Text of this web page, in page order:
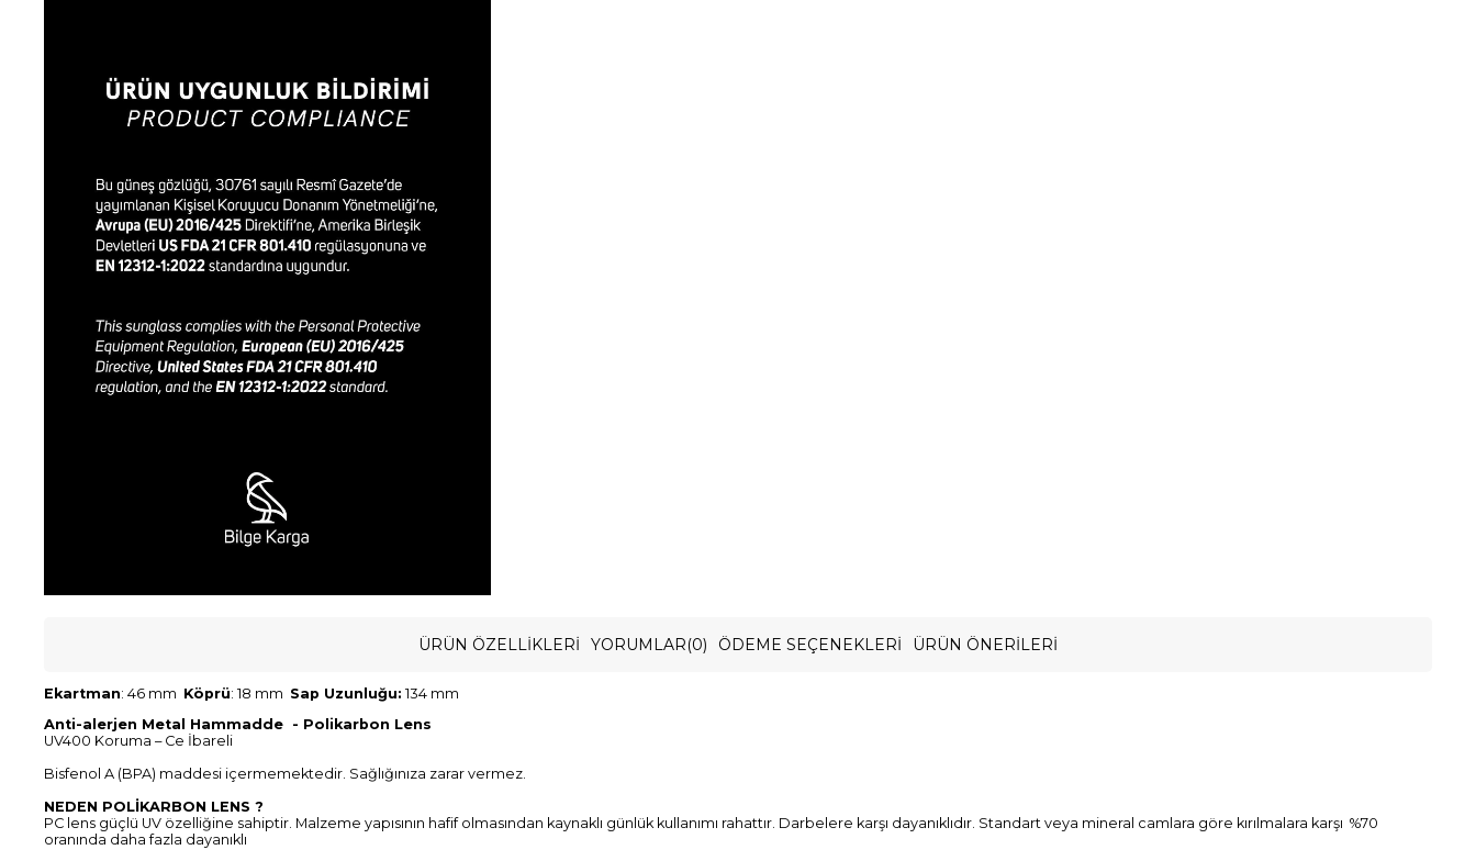
ÜRÜN ÖZELLIKLERI YORUMLAR(0) ÖDEME SEÇENEKLERI ÜRÜN ÖNERILERI
Ekartman: 46 mm Köprü: 18 mm Sap Uzunluğu: 134 mm
Anti-alerjen Metal Hammadde - Polikarbon Lens
UV400 Koruma – Ce İbareli
Bisfenol A (BPA) maddesi içermemektedir. Sağlığınıza zarar vermez.
NEDEN POLİKARBON LENS ?
PC lens güçlü UV özelliğine sahiptir. Malzeme yapısının hafif olmasından kaynaklı günlük kullanımı rahattır. Darbelere karşı dayanıklıdır. Standart veya mineral camlara göre kırılmalara karşı %70
oranında daha fazla dayanıklı